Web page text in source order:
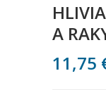
A
11,75